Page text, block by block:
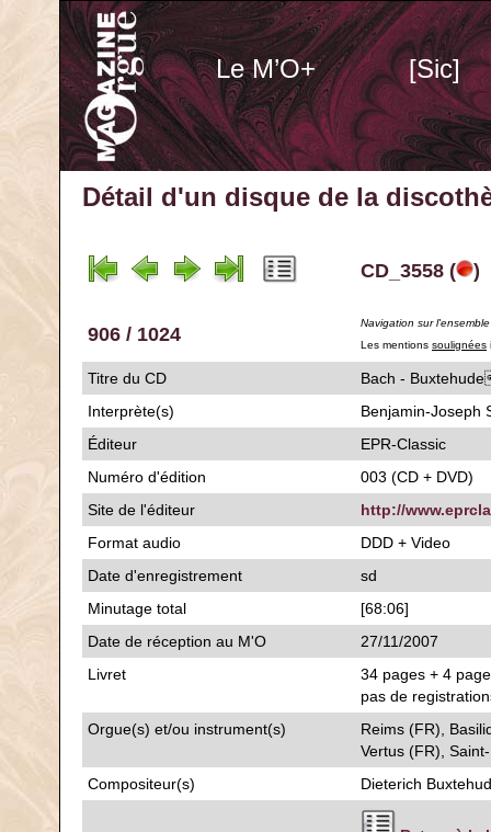
Le M’O+ [Sic]
Détail d'un disque de la
CD_3558 ( )
906 / 1024
Navigation sur
Les mentions soulignées
Titre du CD
Bach -
Interprète(s)
Benjamin-Joseph
Éditeur
EPR-Classic
Numéro d'édition
003 (CD + DVD)
Site de l'éditeur
http://
Format audio
DDD + Video
Date d'enregistrement
sd
Minutage total
[68:06]
Date de réception au M'O
27/11/2007
Livret
34 pages + 4
pas de
Orgue(s) et/ou instrument(s)
Reims (FR),
Vertus (FR),
Compositeur(s)
Dieterich